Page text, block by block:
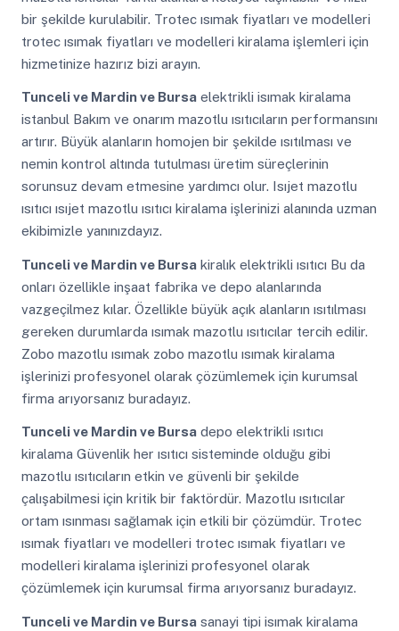
bir şekilde kurulabilir. Trotec ısımak fiyatları ve modelleri
trotec ısımak fiyatları ve modelleri kiralama işlemleri için
hizmetinize hazırız bizi arayın.
Tunceli ve Mardin ve Bursaelektrikli isımak kiralama
istanbul Bakım ve onarım mazotlu ısıtıcıların performansını
artırır. Büyük alanların homojen bir şekilde ısıtılması ve
nemin kontrol altında tutulması üretim süreçlerinin
sorunsuz devam etmesine yardımcı olur. Isıjet mazotlu
ısıtıcı ısıjet mazotlu ısıtıcı kiralama işlerinizi alanında uzman
ekibimizle yanınızdayız.
Tunceli ve Mardin ve Bursakiralık elektrikli ısıtıcı Bu da
onları özellikle inşaat fabrika ve depo alanlarında
vazgeçilmez kılar. Özellikle büyük açık alanların ısıtılması
gereken durumlarda ısımak mazotlu ısıtıcılar tercih edilir.
Zobo mazotlu ısımak zobo mazotlu ısımak kiralama
işlerinizi profesyonel olarak çözümlemek için kurumsal
firma arıyorsanız buradayız.
Tunceli ve Mardin ve Bursadepo elektrikli ısıtıcı
kiralama Güvenlik her ısıtıcı sisteminde olduğu gibi
mazotlu ısıtıcıların etkin ve güvenli bir şekilde
çalışabilmesi için kritik bir faktördür. Mazotlu ısıtıcılar
ortam ısınması sağlamak için etkili bir çözümdür. Trotec
ısımak fiyatları ve modelleri trotec ısımak fiyatları ve
modelleri kiralama işlerinizi profesyonel olarak
çözümlemek için kurumsal firma arıyorsanız buradayız.
Tunceli ve Mardin ve Bursasanayi tipi isımak kiralama